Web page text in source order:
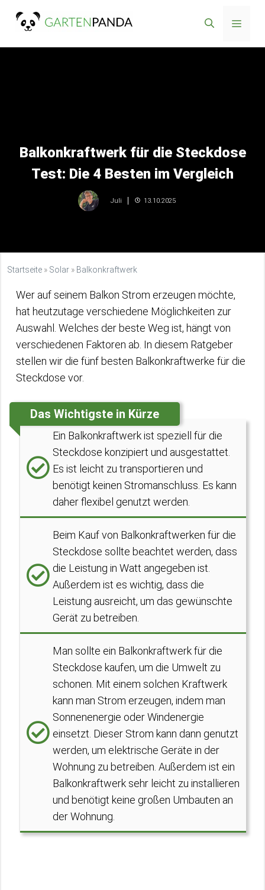
Inhalt
Menü
Balkonkraftwerk für die Steckdose
Test: Die 4 Besten im Vergleich
Juli 13.10.2025
Startseite » Solar » Balkonkraftwerk
Wer auf seinem Balkon Strom erzeugen möchte,
hat heutzutage verschiedene Möglichkeiten zur
Auswahl. Welches der beste Weg ist, hängt von
verschiedenen Faktoren ab. In diesem Ratgeber
stellen wir die fünf besten Balkonkraftwerke für die
Steckdose vor.
Das Wichtigste in Kürze
Ein Balkonkraftwerk ist speziell für die
Steckdose konzipiert und ausgestattet.
Es ist leicht zu transportieren und
benötigt keinen Stromanschluss. Es kann
daher flexibel genutzt werden.
Beim Kauf von Balkonkraftwerken für die
Steckdose sollte beachtet werden, dass
die Leistung in Watt angegeben ist.
Außerdem ist es wichtig, dass die
Leistung ausreicht, um das gewünschte
Gerät zu betreiben.
Man sollte ein Balkonkraftwerk für die
Steckdose kaufen, um die Umwelt zu
schonen. Mit einem solchen Kraftwerk
kann man Strom erzeugen, indem man
Sonnenenergie oder Windenergie
einsetzt. Dieser Strom kann dann genutzt
werden, um elektrische Geräte in der
Wohnung zu betreiben. Außerdem ist ein
Balkonkraftwerk sehr leicht zu installieren
und benötigt keine großen Umbauten an
der Wohnung.